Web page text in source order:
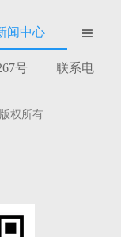
闻中心 
267号 联系电
权所有